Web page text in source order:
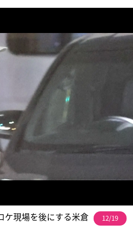
ケ現場を後にする米倉 12/19